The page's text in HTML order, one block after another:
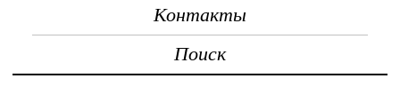
Контакты
Поиск